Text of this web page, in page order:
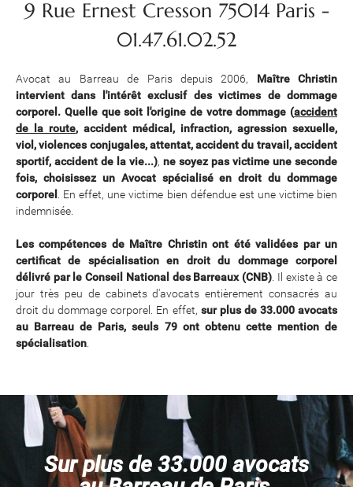
9 Rue Ernest Cresson 75014 Paris -
01.47.61.02.52
Avocat au Barreau de Paris depuis 2006, Maître Christin
intervient dans l'intérêt exclusif des victimes de dommage
corporel. Quelle que soit l'origine de votre dommage (accident
de la route, accident médical, infraction, agression sexuelle,
viol, violences conjugales, attentat, accident du travail, accident
sportif, accident de la vie...), ne soyez pas victime une seconde
fois, choisissez un Avocat spécialisé en droit du dommage
corporel . En effet, une victime bien défendue est une victime bien
indemnisée.
Les compétences de Maître Christin ont été validées par un
certificat de spécialisation en droit du dommage corporel
délivré par le Conseil National des Barreaux (CNB) . Il existe à ce
jour très peu de cabinets d'avocats entièrement consacrés au
droit du dommage corporel. En effet, sur plus de 33.000 avocats
au Barreau de Paris, seuls 79 ont obtenu cette mention de
spécialisation
Sur plus de 33.000 avocats